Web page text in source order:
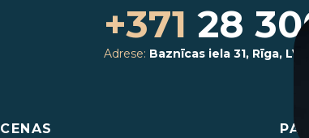
+371 28
Adrese: Baznīcas iela 31, Rīga, LV-
CENAS